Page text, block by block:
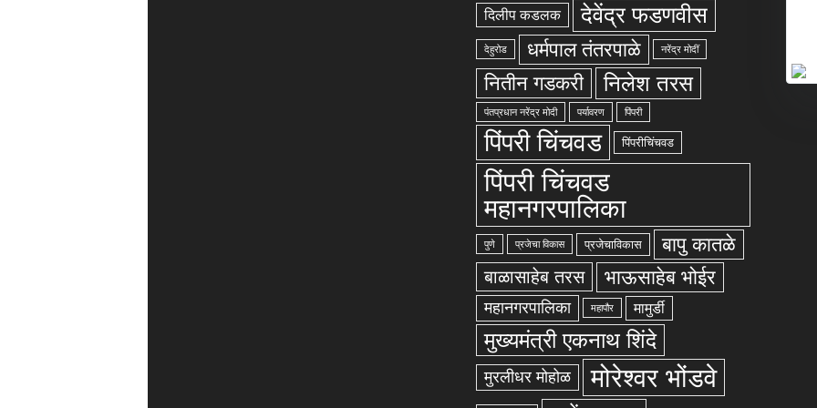
दिलीप कडलक देवेंद्र फडणवीस
देहुरोड धर्मपाल तंतरपाळे नरेंद्र मोदीं
नितीन गडकरी निलेश तरस
पंतप्रधान नरेंद्र मोदी पर्यावरण पिंपरी
पिंपरी चिंचवड पिंपरीचिंचवड
पिंपरी चिंचवड
महानगरपालिका
पुणे प्रजेचा विकास प्रजेचाविकास बापु कातळे
बाळासाहेब तरस भाऊसाहेब भोईर
महानगरपालिका महापौर मामुर्डी
मुख्यमंत्री एकनाथ शिंदे
मुरलीधर मोहोळ मोरेश्वर भोंडवे